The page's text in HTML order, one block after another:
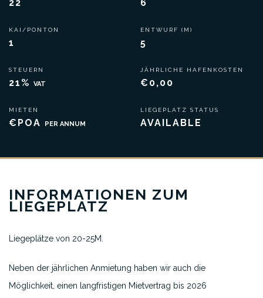
22
KAI/PONTON
1
STEUERN
21% VAT
MIETEN
€POA PER ANNUM
6
ENTWURF (M)
5
JÄHRLICHE HAFENKOSTEN
€0,00
LIEGEPLATZ STATUS
AVAILABLE
INFORMATIONEN ZUM
LIEGEPLATZ
Liegeplätze von 20-25M.
Neben der jährlichen Anmietung haben wir auch die
Möglichkeit, einen langfristigen Mietvertrag bis 2026